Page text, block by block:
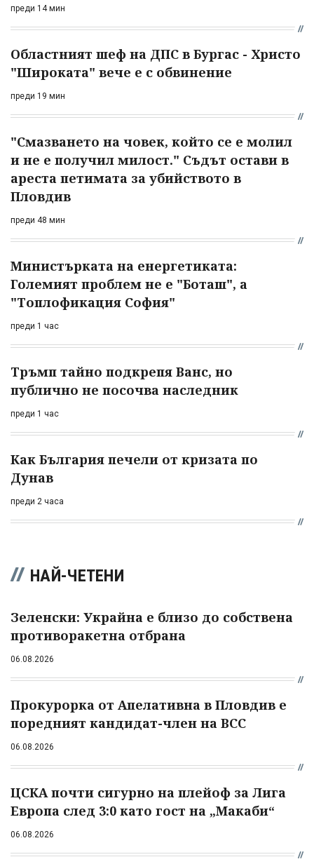
преди 14 мин
Областният шеф на ДПС в Бургас - Христо
"Широката" вече е с обвинение
преди 19 мин
"Смазването на човек, който се е молил
и не е получил милост." Съдът остави в
ареста петимата за убийството в
Пловдив
преди 48 мин
Министърката на енергетиката:
Големият проблем не е "Боташ", а
"Топлофикация София"
преди 1 час
Тръмп тайно подкрепя Ванс, но
публично не посочва наследник
преди 1 час
Как България печели от кризата по
Дунав
преди 2 часа
НАЙ-ЧЕТЕНИ
Зеленски: Украйна е близо до собствена
противоракетна отбрана
06.08.2026
Прокурорка от Апелативна в Пловдив е
поредният кандидат-член на ВСС
06.08.2026
ЦСКА почти сигурно на плейоф за Лига
Европа след 3:0 като гост на „Макаби“
06.08.2026